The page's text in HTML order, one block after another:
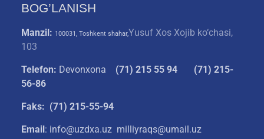
BOG’LANISH
Manzil: 100031, Toshkent shahar,Yusuf Xos Xojib ko‘chasi,
103
Telefon: Devonxona (71) 215 55 94
(71) 215-
56-86
Faks: (71) 215-55-94
Email: info@uzdxa.uz milliyraqs@umail.uz